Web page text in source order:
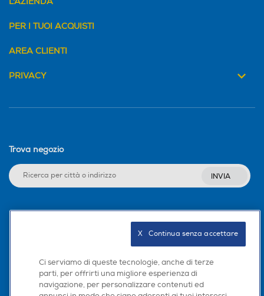
PER I TUOI ACQUISTI
AREA CLIENTI
PRIVACY
Trova negozio
INVIA
Scarica la nostra app
Ci serviamo di queste tecnologie, anche di terze
parti, per offrirti una migliore esperienza di
navigazione, per personalizzare contenuti ed
X   Continua senza accettare